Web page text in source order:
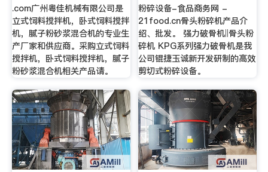
.com广州粤佳机械有限公司是
立式饲料搅拌机，卧式饲料搅拌
机，腻子粉砂浆混合机的专业生
产厂家和供应商。采购立式饲料
搅拌机，卧式饲料搅拌机，腻子
粉砂浆混合机相关产品请。
粉碎设备-食品商务网 -
21food.cn骨头粉碎机产品介
绍、批发。 强力破骨机‖骨头粉
碎机 KPG系列强力破骨机是我
公司锟捷玉诚新开发研制的高效
剪切式粉碎设备。